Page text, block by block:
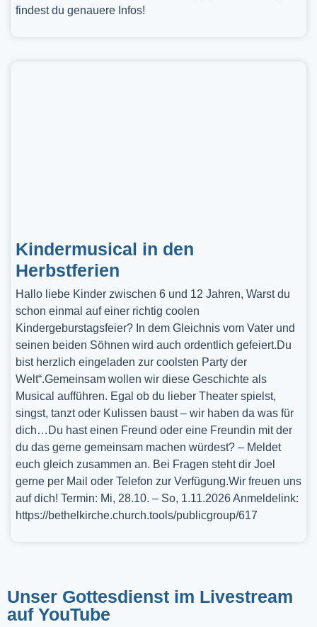
findest du genauere Infos!
Kindermusical in den
Herbstferien
Hallo liebe Kinder zwischen 6 und 12 Jahren, Warst du
schon einmal auf einer richtig coolen
Kindergeburstagsfeier? In dem Gleichnis vom Vater und
seinen beiden Söhnen wird auch ordentlich gefeiert.Du
bist herzlich eingeladen zur coolsten Party der
Welt“.Gemeinsam wollen wir diese Geschichte als
Musical aufführen. Egal ob du lieber Theater spielst,
singst, tanzt oder Kulissen baust – wir haben da was für
dich…Du hast einen Freund oder eine Freundin mit der
du das gerne gemeinsam machen würdest? – Meldet
euch gleich zusammen an. Bei Fragen steht dir Joel
gerne per Mail oder Telefon zur Verfügung.Wir freuen uns
auf dich! Termin: Mi, 28.10. – So, 1.11.2026 Anmeldelink:
https://bethelkirche.church.tools/publicgroup/617
Unser Gottesdienst im Livestream
auf YouTube